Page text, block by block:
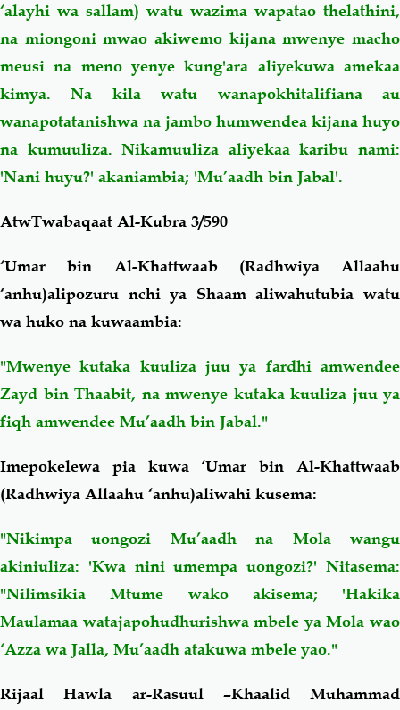
‘alayhi wa sallam) watu wazima wapatao thelathini,
na miongoni mwao akiwemo kijana mwenye macho
meusi na meno yenye kung'ara aliyekuwa amekaa
kimya. Na kila watu wanapokhitalifiana au
wanapotatanishwa na jambo humwendea kijana huyo
na kumuuliza. Nikamuuliza aliyekaa karibu nami:
'Nani huyu?' akaniambia; 'Mu’aadh bin Jabal'.
AtwTwabaqaat Al-Kubra 3/590
‘Umar bin Al-Khattwaab (Radhwiya Allaahu
‘anhu)alipozuru nchi ya Shaam aliwahutubia watu
wa huko na kuwaambia:
"Mwenye kutaka kuuliza juu ya fardhi amwendee
Zayd bin Thaabit, na mwenye kutaka kuuliza juu ya
fiqh amwendee Mu’aadh bin Jabal."
Imepokelewa pia kuwa ‘Umar bin Al-Khattwaab
(Radhwiya Allaahu ‘anhu)aliwahi kusema:
"Nikimpa uongozi Mu’aadh na Mola wangu
akiniuliza: 'Kwa nini umempa uongozi?' Nitasema:
"Nilimsikia Mtume wako akisema; 'Hakika
Maulamaa watajapohudhurishwa mbele ya Mola wao
‘Azza wa Jalla, Mu’aadh atakuwa mbele yao."
Rijaal Hawla ar-Rasuul –Khaalid Muhammad